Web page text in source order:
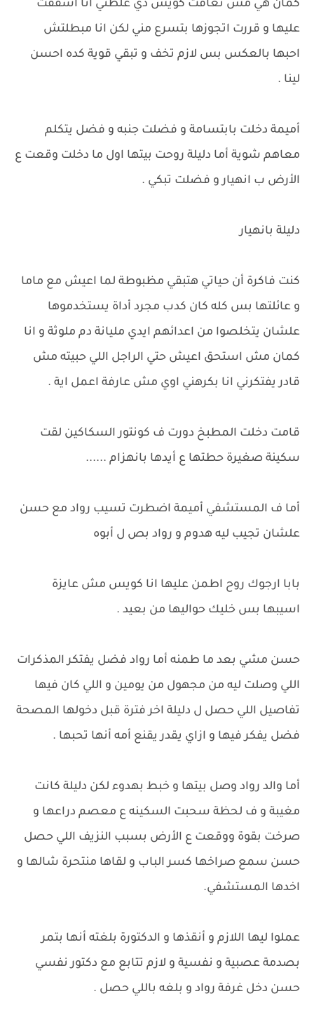
كمان هي مش تعافت كويس دي غلطتي انا اشفقت
عليها و قررت اتجوزها بتسرع مني لكن انا مبطلتش
احبها بالعكس بس لازم تخف و تبقي قوية كده احسن
لينا .
أميمة دخلت بابتسامة و فضلت جنبه و فضل يتكلم
معاهم شوية أما دليلة روحت بيتها اول ما دخلت وقعت ع
الأرض ب انهيار و فضلت تبكي .
دليلة بانهيار
كنت فاكرة أن حياتي هتبقي مظبوطة لما اعيش مع ماما
و عائلتها بس كله كان كدب مجرد أداة يستخدموها
علشان يتخلصوا من اعدائهم ايدي مليانة دم ملوثة و انا
كمان مش استحق اعيش حتي الراجل اللي حبيته مش
قادر يفتكرني انا بكرهني اوي مش عارفة اعمل اية .
قامت دخلت المطبخ دورت ف كونتور السكاكين لقت
سكينة صغيرة حطتها ع أيدها بانهزام ......
أما ف المستشفي أميمة اضطرت تسيب رواد مع حسن
علشان تجيب ليه هدوم و رواد بص ل أبوه
بابا ارجوك روح اطمن عليها انا كويس مش عايزة
اسيبها بس خليك حواليها من بعيد .
حسن مشي بعد ما طمنه أما رواد فضل يفتكر المذكرات
اللي وصلت ليه من مجهول من يومين و اللي كان فيها
تفاصيل اللي حصل ل دليلة اخر فترة قبل دخولها المصحة
فضل يفكر فيها و ازاي يقدر يقنع أمه أنها تحبها .
أما والد رواد وصل بيتها و خبط بهدوء لكن دليلة كانت
مغيبة و ف لحظة سحبت السكينه ع معصم دراعها و
صرخت بقوة ووقعت ع الأرض بسبب النزيف اللي حصل
حسن سمع صراخها كسر الباب و لقاها منتحرة شالها و
اخدها المستشفي.
عملوا ليها اللازم و أنقذها و الدكتورة بلغته أنها بتمر
بصدمة عصبية و نفسية و لازم تتابع مع دكتور نفسي
حسن دخل غرفة رواد و بلغه باللي حصل .